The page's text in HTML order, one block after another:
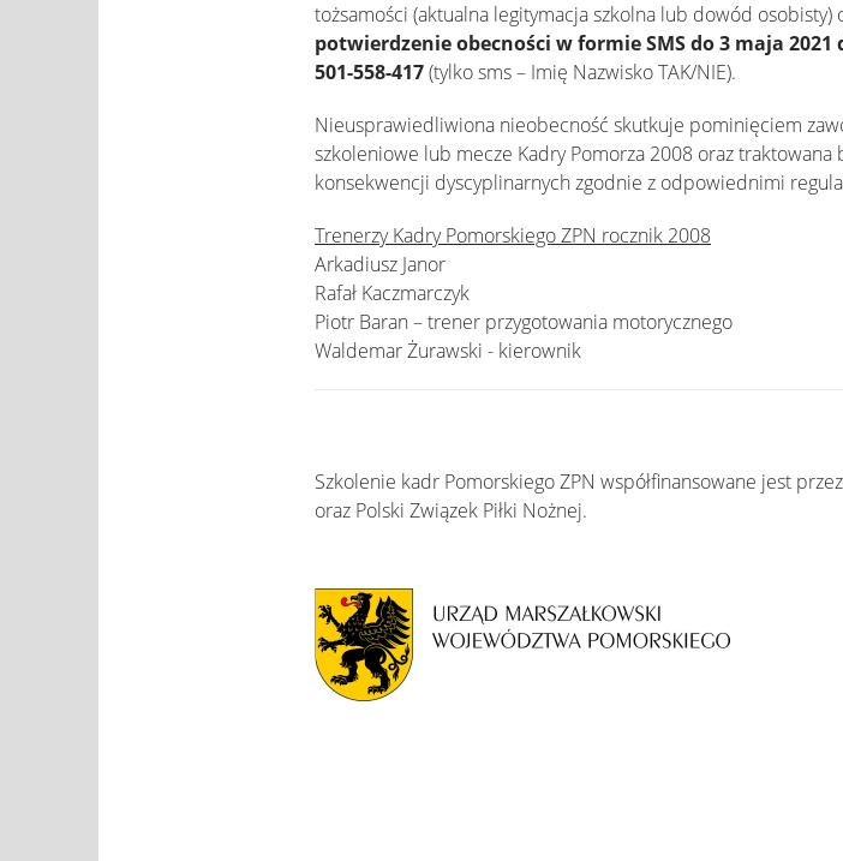
tożsamości (aktualna legitymacja szkolna lub dowód
potwierdzenie obecności w formie SMS do 3 maja
501-558-417(tylko sms – Imię Nazwisko TAK/NIE).
Nieusprawiedliwiona nieobecność skutkuje pominięciem
szkoleniowe lub mecze Kadry Pomorza 2008 oraz
konsekwencji dyscyplinarnych zgodnie z odpowiednimi
Trenerzy Kadry Pomorskiego ZPN rocznik 2008
Arkadiusz Janor
Rafał Kaczmarczyk
Piotr Baran – trener przygotowania motorycznego
Waldemar Żurawski - kierownik
Szkolenie kadr Pomorskiego ZPN współfinansowane jest
oraz Polski Związek Piłki Nożnej.